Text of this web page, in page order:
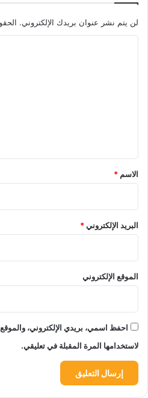
لن يتم نشر عنوان بريدك الإلكتروني.
*
الاسم *
البريد الإلكتروني*
الموقع الإلكتروني
احفظ اسمي، بريدي الإلكتروني،
لاستخدامها المرة المقبلة في تعليقي.